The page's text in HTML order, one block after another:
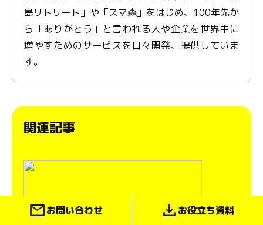
島リトリート」や「スマ森」をはじめ、100年先か
ら「ありがとう」と言われる人や企業を世界中に
増やすためのサービスを日々開発、提供していま
す。
関連記事
mailお問い合わせ download お役立ち資料